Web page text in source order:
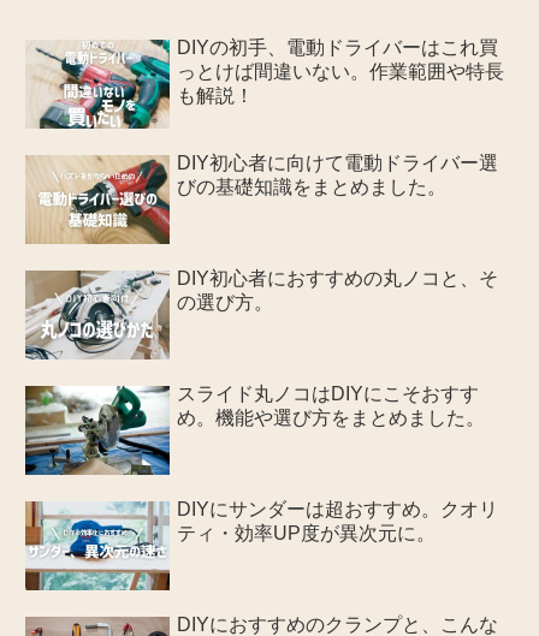
DIYの初手、電動ドライバーはこれ買
っとけば間違いない。作業範囲や特長
も解説！
DIY初心者に向けて電動ドライバー選
びの基礎知識をまとめました。
DIY初心者におすすめの丸ノコと、そ
の選び方。
スライド丸ノコはDIYにこそおすす
め。機能や選び方をまとめました。
DIYにサンダーは超おすすめ。クオリ
ティ・効率UP度が異次元に。
DIYにおすすめのクランプと、こんな